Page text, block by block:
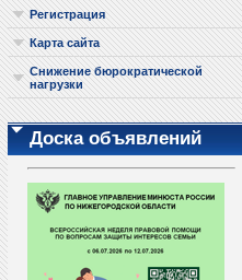
Регистрация
Карта сайта
Снижение бюрократической
нагрузки
Доска объявлений